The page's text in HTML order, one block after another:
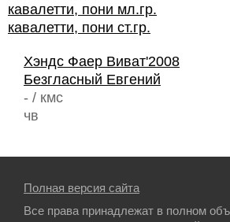
кавалетти, пони мл.гр.
кавалетти, пони ст.гр.
Хэндс Фаер Виват'2008
Безгласный Евгений
- / кмс
чв
Полная версия сайта
Все права принадлежат в полном